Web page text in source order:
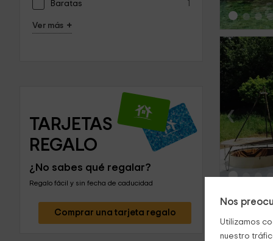
Nos
Utilizamos
nuestro
Baratas 1
Ver más +
TARJETAS
REGALO
¿No sabes qué regalar?
Regalo fácil y sin fecha de caducidad
Comprar una tarjeta regalo
‹